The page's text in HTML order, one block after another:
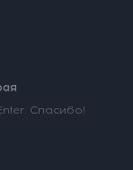
Спасибо!